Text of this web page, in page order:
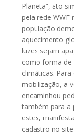
Planeta”, ato
pela rede WWF
população
aquecimento
luzes sejam
como forma de
climáticas.
mobilização, a
encaminhou
também para a
estes,
cadastro no